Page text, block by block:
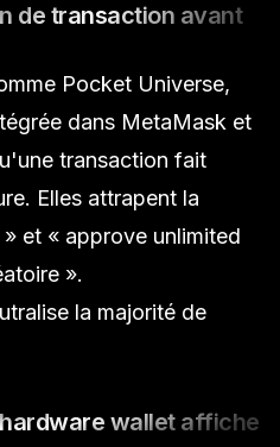
de transaction avant
Pocket Universe,
dans MetaMask et
transaction fait
Elles attrapent la
et « approve unlimited
».
la majorité de
wallet affiche